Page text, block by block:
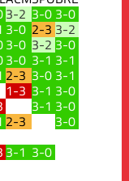
3-2 3-0 3-0
3-0 2-3 3-2
3-0 3-2 3-0
3-0 3-1 3-1
2-3 3-0 3-1
1-3 3-1 3-0
3-1 3-0
2-3
3-0
3-1 3-0